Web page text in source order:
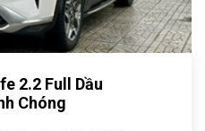
2.2 Full Dầu
Chóng